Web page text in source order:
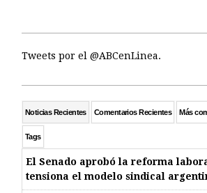
Tweets por el @ABCenLinea.
Noticias Recientes Comentarios Recientes Más
Tags
El Senado aprobó la reforma
tensiona el modelo sindical